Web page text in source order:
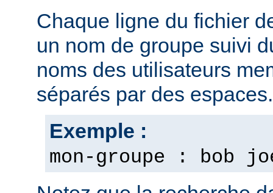
Chaque ligne du fichier
un nom de groupe suivi
noms des utilisateurs
séparés par des espaces.
Exemple :
mon-groupe : bob